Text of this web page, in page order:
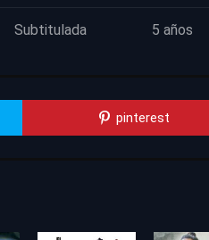
Subtitulada 5 años
pinterest